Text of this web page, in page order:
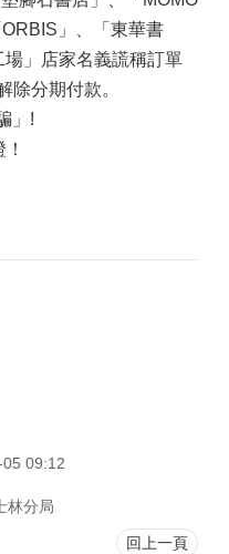
」、「東華書
」店家名義謊稱訂單
除分期付款。
」!
09:12
林分局
回上一頁